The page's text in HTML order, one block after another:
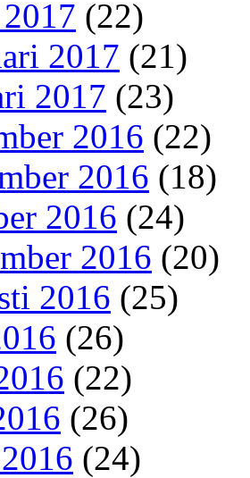
(22)
2017 (21)
2017 (23)
2016 (22)
2016 (18)
2016 (24)
2016 (20)
2016 (25)
(26)
(22)
(26)
(24)